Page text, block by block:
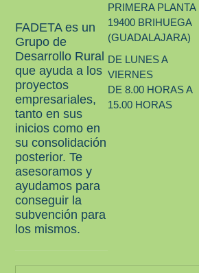
FADETA es un
Grupo de
Desarrollo Rural
que ayuda a los
proyectos
empresariales,
tanto en sus
inicios como en
su consolidación
posterior. Te
asesoramos y
ayudamos para
conseguir la
subvención para
los mismos.
PRIMERA PLANTA
19400 BRIHUEGA
(GUADALAJARA)
DE LUNES A
VIERNES
DE 8.00 HORAS A
15.00 HORAS